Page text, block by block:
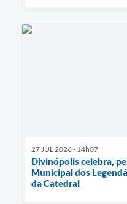
27 JUL 2026 - 14h07
Divinópolis celebra,
Municipal dos
da Catedral